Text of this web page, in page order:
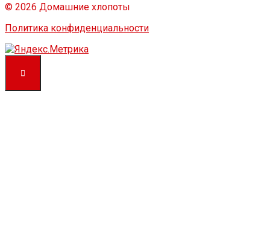
© 2026 Домашние хлопоты
Политика конфиденциальности